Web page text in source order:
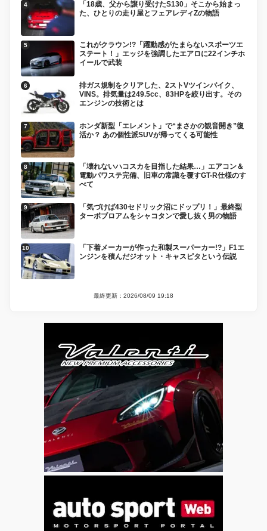
「18歳、父から譲り受けたS130」そこから始まっ
た、ひとりの走り屋とフェアレディZの物語
これがクラウン!?「躍動感がたまらないスポーツエ
ステート！」エッジを強調したエアロに22インチホ
イールで武装
排ガス規制をクリアした、2ストVツインバイク、
VINS。排気量は249.5cc、83HPを絞り出す。その
エンジンの技術とは
ホンダ新型「エレメント」で“まさかの観音開き”復
活か？ あの個性派SUVが帰ってくる可能性
「壊れないハコスカを目指した結果…」エアコン＆
電動パワステ完備、旧車の常識を覆すGT-R仕様のす
べて
「気づけば430セドリック沼にドップリ！」最終型
ターボブロアムをシャコタンで愛し抜く男の物語
「下着メーカーが作った和製スーパーカー!?」F1エ
ンジンを積んだジオット・キャスピタという伝説
最終更新：2026/08/09 19:18